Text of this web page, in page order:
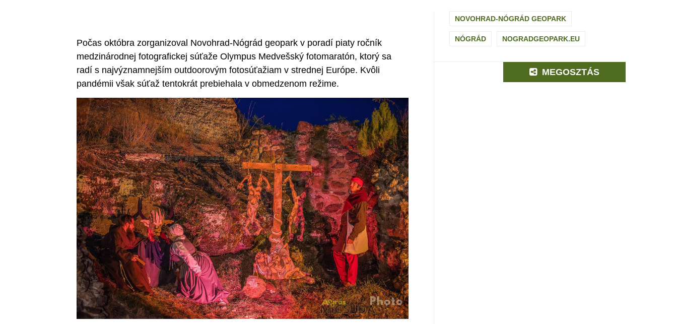
Počas októbra zorganizoval Novohrad-Nógrád geopark v poradí piaty ročník
medzinárodnej fotografickej súťaže Olympus Medvešský fotomaratón, ktorý sa
radí s najvýznamnejším outdoorovým fotosúťažiam v strednej Európe. Kvôli
pandémii však súťaž tentokrát prebiehala v obmedzenom režime.
NOVOHRAD-NÓGRÁD GEOPARK
NÓGRÁD NOGRADGEOPARK.EU
MEGOSZTÁS